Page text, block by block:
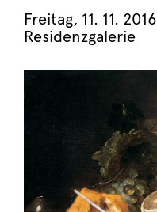
Freitag, 11. 11. 2016
Residenzgalerie